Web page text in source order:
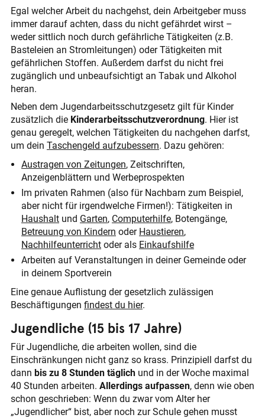
Egal welcher Arbeit du nachgehst, dein Arbeitgeber muss
immer darauf achten, dass du nicht gefährdet wirst –
weder sittlich noch durch gefährliche Tätigkeiten (z.B.
Basteleien an Stromleitungen) oder Tätigkeiten mit
gefährlichen Stoffen. Außerdem darfst du nicht frei
zugänglich und unbeaufsichtigt an Tabak und Alkohol
heran.
Neben dem Jugendarbeits­schutz­gesetz gilt für Kinder
zusätzlich die Kinderarbeitsschutz­verordnung. Hier ist
genau geregelt, welchen Tätigkeiten du nachgehen darfst,
um dein Taschengeld aufzubessern. Dazu gehören:
Austragen von Zeitungen, Zeitschriften,
Anzeigenblättern und Werbeprospekten
Im privaten Rahmen (also für Nachbarn zum Beispiel,
aber nicht für irgendwelche Firmen!): Tätigkeiten in
Haushalt und Garten, Computerhilfe, Botengänge,
Betreuung von Kindern oder Haustieren,
Nachhilfeunterricht oder als Einkaufshilfe
Arbeiten auf Veranstaltungen in deiner Gemeinde oder
in deinem Sportverein
Eine genaue Auflistung der gesetzlich zulässigen
Beschäftigungen findest du hier.
Jugendliche (15 bis 17 Jahre)
Für Jugendliche, die arbeiten wollen, sind die
Einschränkungen nicht ganz so krass. Prinzipiell darfst du
dann bis zu 8 Stunden täglich und in der Woche maximal
40 Stunden arbeiten. Allerdings aufpassen, denn wie oben
schon geschrieben: Wenn du zwar vom Alter her
„Jugendlicher“ bist, aber noch zur Schule gehen musst